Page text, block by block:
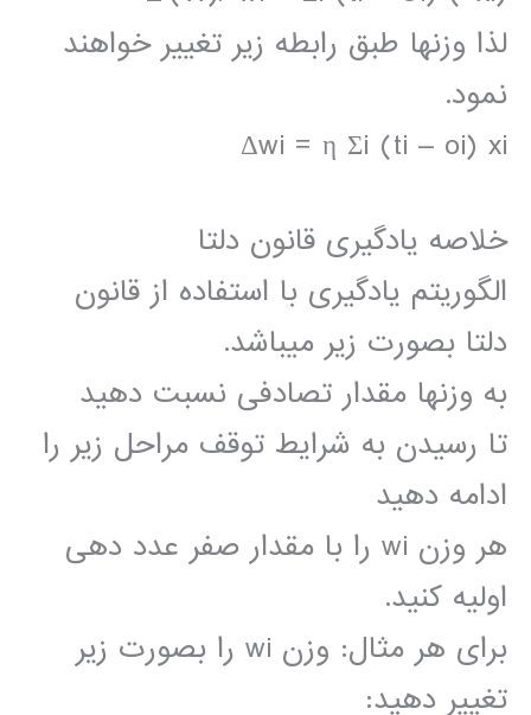
لذا وزنها طبق رابطه زیر تغییر خواهند
نمود.
Δwi = η Σi (ti – oi) xi
خلاصه یادگیری قانون دلتا
الگوریتم یادگیری با استفاده از قانون
دلتا بصورت زیر میباشد.
به وزنها مقدار تصادفی نسبت دهید
تا رسیدن به شرایط توقف مراحل زیر را
ادامه دهید
هر وزن wi را با مقدار صفر عدد دهی
اولیه کنید.
برای هر مثال: وزن wi را بصورت زیر
تغییر دهید: